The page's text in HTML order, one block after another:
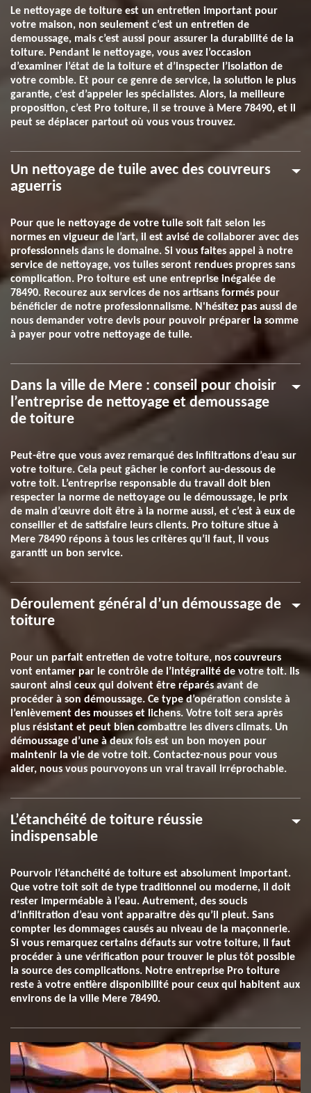
Le nettoyage de toiture est un entretien important pour
votre maison, non seulement c’est un entretien de
demoussage, mais c’est aussi pour assurer la durabilité de la
toiture. Pendant le nettoyage, vous avez l’occasion
d’examiner l’état de la toiture et d’inspecter l’isolation de
votre comble. Et pour ce genre de service, la solution le plus
garantie, c’est d’appeler les spécialistes. Alors, la meilleure
proposition, c’est Pro toiture, il se trouve à Mere 78490, et il
peut se déplacer partout où vous vous trouvez.
Un nettoyage de tuile avec des couvreurs
aguerris
Pour que le nettoyage de votre tuile soit fait selon les
normes en vigueur de l’art, il est avisé de collaborer avec des
professionnels dans le domaine. Si vous faites appel à notre
service de nettoyage, vos tuiles seront rendues propres sans
complication. Pro toiture est une entreprise inégalée de
78490. Recourez aux services de nos artisans formés pour
bénéficier de notre professionnalisme. N'hésitez pas aussi de
nous demander votre devis pour pouvoir préparer la somme
à payer pour votre nettoyage de tuile.
Dans la ville de Mere : conseil pour choisir
l’entreprise de nettoyage et demoussage
de toiture
Peut-être que vous avez remarqué des infiltrations d’eau sur
votre toiture. Cela peut gâcher le confort au-dessous de
votre toit. L’entreprise responsable du travail doit bien
respecter la norme de nettoyage ou le démoussage, le prix
de main d’œuvre doit être à la norme aussi, et c’est à eux de
conseiller et de satisfaire leurs clients. Pro toiture situe à
Mere 78490 répons à tous les critères qu’il faut, il vous
garantit un bon service.
Déroulement général d’un démoussage de
toiture
Pour un parfait entretien de votre toiture, nos couvreurs
vont entamer par le contrôle de l’intégralité de votre toit. Ils
sauront ainsi ceux qui doivent être réparés avant de
procéder à son démoussage. Ce type d’opération consiste à
l’enlèvement des mousses et lichens. Votre toit sera après
plus résistant et peut bien combattre les divers climats. Un
démoussage d’une à deux fois est un bon moyen pour
maintenir la vie de votre toit. Contactez-nous pour vous
aider, nous vous pourvoyons un vrai travail irréprochable.
L’étanchéité de toiture réussie
indispensable
Pourvoir l’étanchéité de toiture est absolument important.
Que votre toit soit de type traditionnel ou moderne, il doit
rester imperméable à l’eau. Autrement, des soucis
d’infiltration d’eau vont apparaitre dès qu’il pleut. Sans
compter les dommages causés au niveau de la maçonnerie.
Si vous remarquez certains défauts sur votre toiture, il faut
procéder à une vérification pour trouver le plus tôt possible
la source des complications. Notre entreprise Pro toiture
reste à votre entière disponibilité pour ceux qui habitent aux
environs de la ville Mere 78490.